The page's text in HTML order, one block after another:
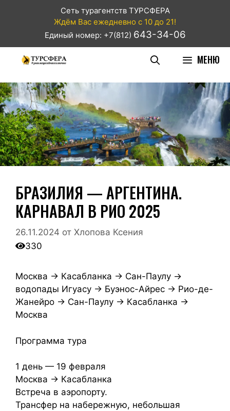
Сеть турагентств ТУРСФЕРА
Ждём Вас ежедневно с 10 до 21!
Единый номер: +7(812) 643-34-06
МЕНЮ
БРАЗИЛИЯ — АРГЕНТИНА.
КАРНАВАЛ В РИО 2025
26.11.2024 от Хлопова Ксения
330
Москва → Касабланка → Сан-Паулу →
водопады Игуасу → Буэнос-Айрес → Рио-де-
Жанейро → Сан-Паулу → Касабланка →
Москва
Программа тура
1 день — 19 февраля
Москва → Касабланка
Встреча в аэропорту.
Трансфер на набережную, небольшая